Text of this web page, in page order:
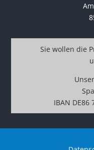
Sie wollen die
IBAN DE86